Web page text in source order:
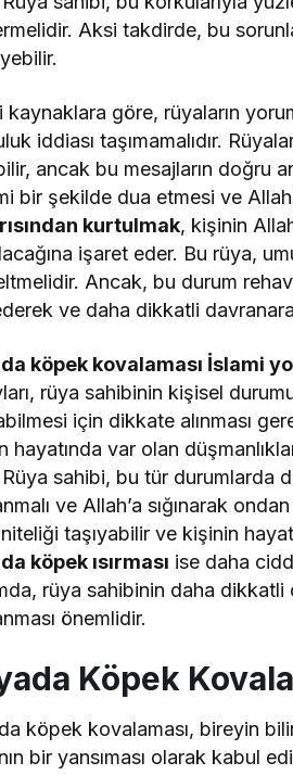
Aksi takdirde, bu
kaynaklara göre, rüyaların
iddiası taşımamalıdır.
ancak bu mesajların doğru
bir şekilde dua etmesi ve
kurtulmak, kişinin
işaret eder. Bu rüya,
Ancak, bu durum
ve daha dikkatli
köpek kovalaması İslami
rüya sahibinin kişisel
için dikkate alınması
hayatında var olan
sahibi, bu tür durumlarda
ve Allah’a sığınarak
niteliği taşıyabilir ve kişinin
köpek ısırması ise daha
rüya sahibinin daha dikkatli
önemlidir.
Köpek
köpek kovalaması, bireyin
bir yansıması olarak